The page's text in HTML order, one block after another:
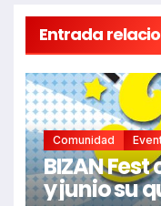
Entrada
Comunidad
BIZAN
y junio su